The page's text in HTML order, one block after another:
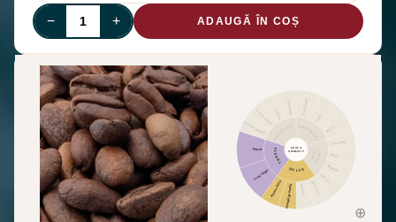
− + ADAUGĂ ÎN COȘ
Scorțișoară
Piper
Picant
Alună
Migdală
Arahide
Dulceață generală
Arome dulci
Ceai negru
Floral
Fructe de pădure
Fructe uscate
Alte fructe
CONDIMENTE
DULCE
FLORAL
FRUCTAT
PROFIL
AROMATIC